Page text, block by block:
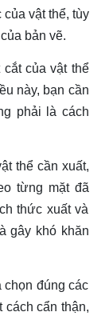
vật thể, tùy
bản vẽ.
cắt của vật thể
này, bạn cần
phải là cách
thể cần xuất,
từng mặt đã
thức xuất và
gây khó khăn
đúng các
cách cẩn thận,